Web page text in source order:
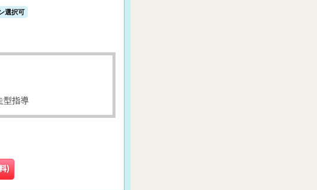
選択可
型指導